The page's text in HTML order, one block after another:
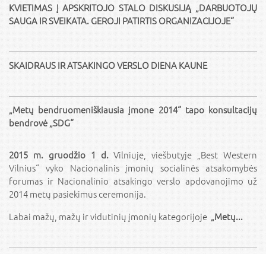
KVIETIMAS Į APSKRITOJO STALO DISKUSIJĄ „DARBUOTOJŲ
SAUGA IR SVEIKATA. GEROJI PATIRTIS ORGANIZACIJOJE“
SKAIDRAUS IR ATSAKINGO VERSLO DIENA KAUNE
„Metų bendruomeniškiausia įmone 2014“ tapo konsultacijų
bendrovė „SDG“
2015 m. gruodžio 1 d.Vilniuje, viešbutyje „Best Western
Vilnius“ vyko Nacionalinis įmonių socialinės atsakomybės
forumas ir Nacionalinio atsakingo verslo apdovanojimo už
2014 metų pasiekimus ceremonija.
Labai mažų, mažų ir vidutinių įmonių kategorijoje „Metų...